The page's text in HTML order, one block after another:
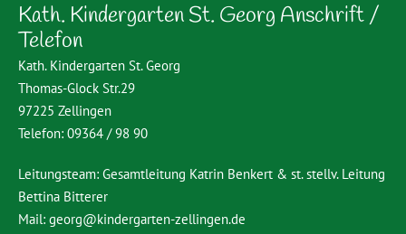
Kath. Kindergarten St. Georg Anschrift /
Telefon
Kath. Kindergarten St. Georg
Thomas-Glock Str.29
97225 Zellingen
Telefon: 09364 / 98 90
Leitungsteam: Gesamtleitung Katrin Benkert & st. stellv. Leitung
Bettina Bitterer
Mail: georg@kindergarten-zellingen.de